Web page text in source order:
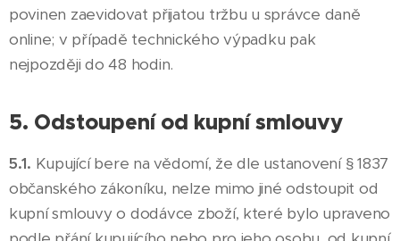
povinen zaevidovat přijatou tržbu u správce daně
online; v případě technického výpadku pak
nejpozději do 48 hodin.
5. Odstoupení od kupní smlouvy
5.1. Kupující bere na vědomí, že dle ustanovení § 1837
občanského zákoníku, nelze mimo jiné odstoupit od
kupní smlouvy o dodávce zboží, které bylo upraveno